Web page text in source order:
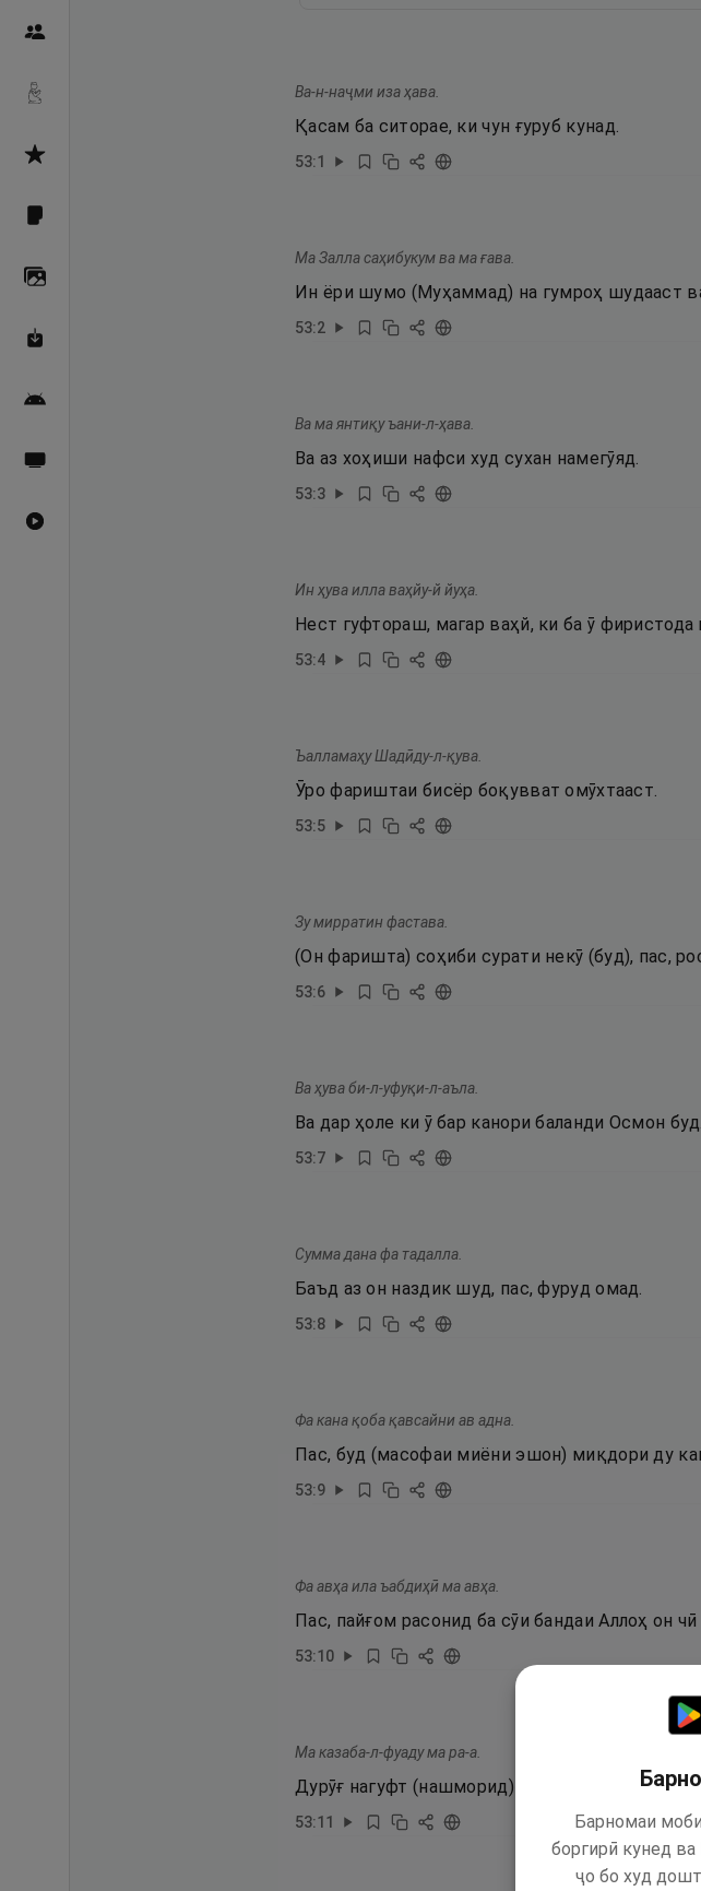
Ва-н-наҷми иза ҳава.
Қасам ба ситорае, ки чун ғуруб кунад.
53:1
Ма Залла саҳибукум ва ма ғава.
Ин ёри шумо (Муҳаммад) на гумроҳ шудааст
53:2
Ва ма янтиқу ъани-л-ҳава.
Ва аз хоҳиши нафси худ сухан намегӯяд.
53:3
Ин ҳува илла ваҳйу-й йуҳа.
Нест гуфтораш, магар ваҳй, ки ба ӯ
53:4
Ъалламаҳу Шадӣду-л-қува.
Ӯро фариштаи бисёр боқувват омӯхтааст.
53:5
Зу мирратин фастава.
(Он фаришта) соҳиби сурати некӯ (буд), пас,
53:6
Ва ҳува би-л-уфуқи-л-аъла.
Ва дар ҳоле ки ӯ бар канори баланди Осмон буд.
53:7
Сумма дана фа тадалла.
Баъд аз он наздик шуд, пас, фуруд омад.
53:8
Фа кана қоба қавсайни ав адна.
Пас, буд (масофаи миёни эшон) миқдори ду
53:9
Фа авҳа ила ъабдиҳӣ ма авҳа.
Пас, пайғом расонид ба сӯи бандаи Аллоҳ он
53:10
Ма казаба-л-фуаду ма ра-а.
Дурӯғ нагуфт (нашморид) дили паёмбар (дар)
53:11
Барномаи
боргирӣ кунед
ҷо бо худ